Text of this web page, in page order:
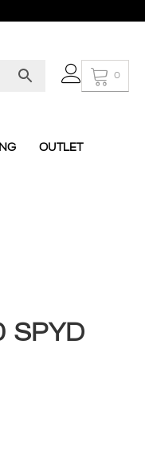
0
OUTLET
SPYD